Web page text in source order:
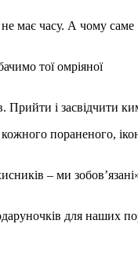
має часу. А чому саме
тої омріяної
і засвідчити
пораненого,
– ми
для наших